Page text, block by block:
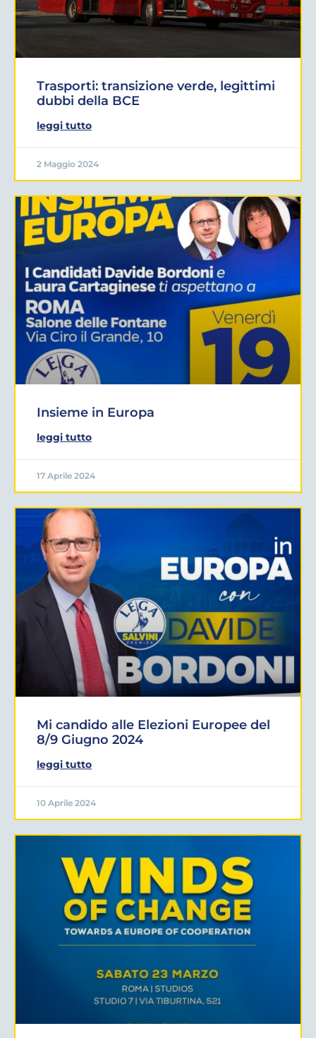
Trasporti: transizione verde, legittimi
dubbi della BCE
leggi tutto
2 Maggio 2024
Insieme in Europa
leggi tutto
17 Aprile 2024
Mi candido alle Elezioni Europee del
8/9 Giugno 2024
leggi tutto
10 Aprile 2024